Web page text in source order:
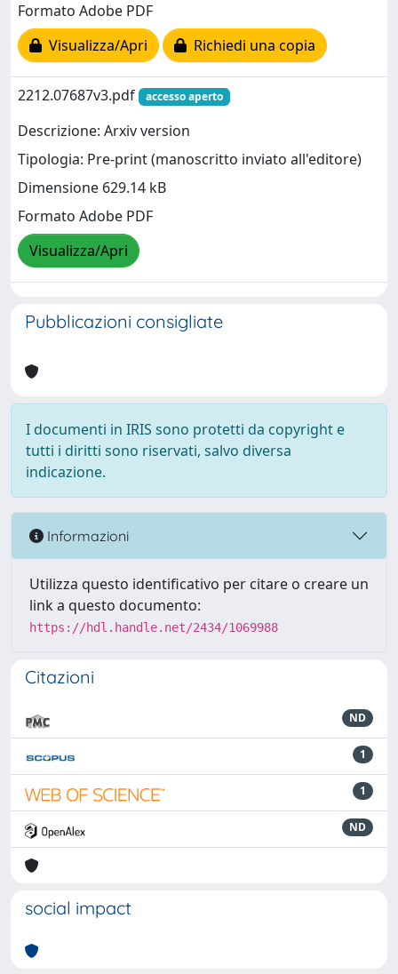
Formato Adobe PDF
Visualizza/Apri
Richiedi una copia
2212.07687v3.pdf accesso aperto
Descrizione: Arxiv version
Tipologia: Pre-print (manoscritto inviato all'editore)
Dimensione 629.14 kB
Formato Adobe PDF
Visualizza/Apri
Pubblicazioni consigliate
I documenti in IRIS sono protetti da copyright e
tutti i diritti sono riservati, salvo diversa
indicazione.
Informazioni
Utilizza questo identificativo per citare o creare un
link a questo documento:
https://hdl.handle.net/2434/1069988
Citazioni
ND
1
1
ND
social impact